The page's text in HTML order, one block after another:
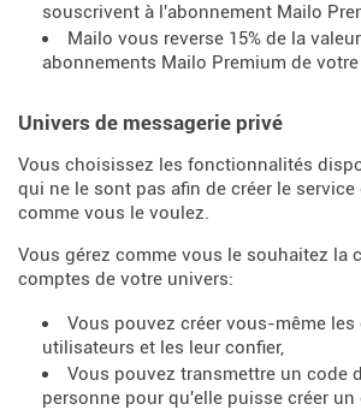
souscrivent à l'abonnement Mailo
Mailo vous reverse 15% de la
abonnements Mailo Premium de
Univers de messagerie privé
Vous choisissez les fonctionnalités
qui ne le sont pas afin de créer le service
comme vous le voulez.
Vous gérez comme vous le souhaitez la
comptes de votre univers:
Vous pouvez créer vous-même les
utilisateurs et les leur confier,
Vous pouvez transmettre un code
personne pour qu'elle puisse créer